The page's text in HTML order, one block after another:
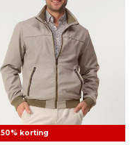
50% korting